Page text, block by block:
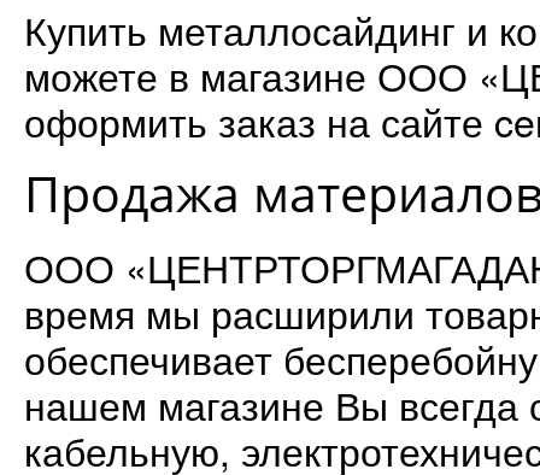
Купить металлосайдинг и
можете в магазине ООО
оформить заказ на сайте
Продажа
ООО
время мы расширили
обеспечивает
нашем магазине Вы всегда
кабельную,